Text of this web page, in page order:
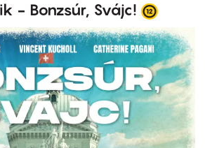
- Bonzsúr, Svájc!